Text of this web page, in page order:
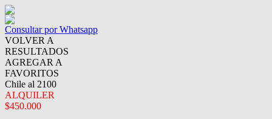
Consultar por Whatsapp
VOLVER A
RESULTADOS
AGREGAR A
FAVORITOS
Chile al 2100
ALQUILER
$450.000